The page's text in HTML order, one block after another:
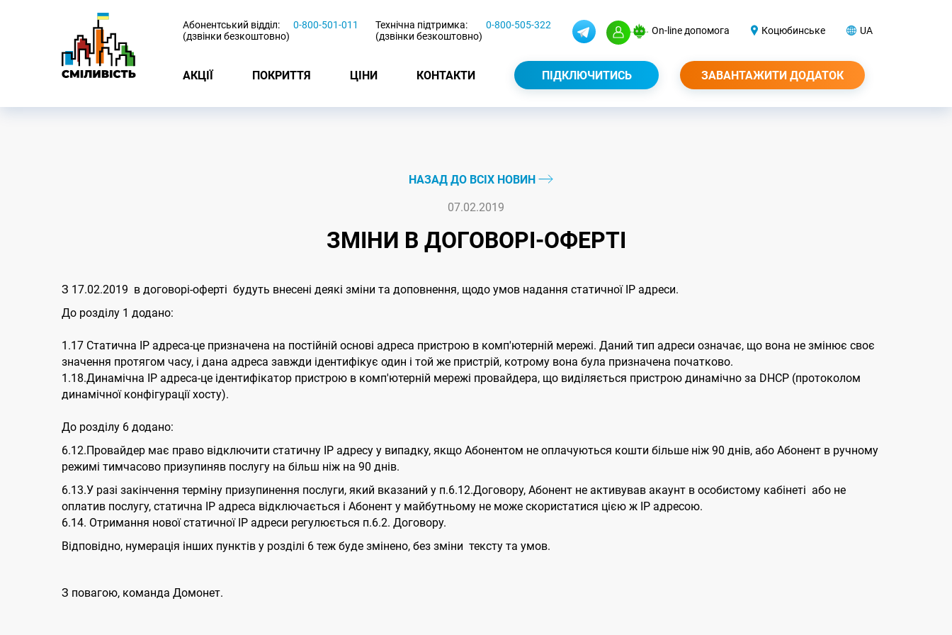
Абонентський відділ:
(дзвінки безкоштовно)
0-800-501-011
Технічна підтримка:
(дзвінки безкоштовно)
0-800-505-322 On-line допомога Коцюбинське UA
АКЦІЇ ПОКРИТТЯ ЦІНИ КОНТАКТИ ПІДКЛЮЧИТИСЬ ЗАВАНТАЖИТИ ДОДАТОК
НАЗАД ДО ВСІХ НОВИН
07.02.2019
ЗМІНИ В ДОГОВОРІ-ОФЕРТІ
З 17.02.2019 в договорі-оферті будуть внесені деякі зміни та доповнення, щодо умов надання статичної IP адреси.
До розділу 1 додано:
1.17 Статична ІР адреса-це призначена на постійній основі адреса пристрою в комп'ютерній мережі. Даний тип адреси означає, що вона не змінює своє
значення протягом часу, і дана адреса завжди ідентифікує один і той же пристрій, котрому вона була призначена початково.
1.18.Динамічна ІР адреса-це ідентифікатор пристрою в комп'ютерній мережі провайдера, що виділяється пристрою динамічно за DHCP (протоколом
динамічної конфігурації хосту).
До розділу 6 додано:
6.12.Провайдер має право відключити статичну IP адресу у випадку, якщо Абонентом не оплачуються кошти більше ніж 90 днів, або Абонент в ручному
режимі тимчасово призупиняв послугу на більш ніж на 90 днів.
6.13.У разі закінчення терміну призупинення послуги, який вказаний у п.6.12.Договору, Абонент не активував акаунт в особистому кабінеті або не
оплатив послугу, статична IP адреса відключається і Абонент у майбутньому не може скористатися цією ж IP адресою.
6.14. Отримання нової статичної ІР адреси регулюється п.6.2. Договору.
Відповідно, нумерація інших пунктів у розділі 6 теж буде змінено, без зміни тексту та умов.
З повагою, команда Домонет.